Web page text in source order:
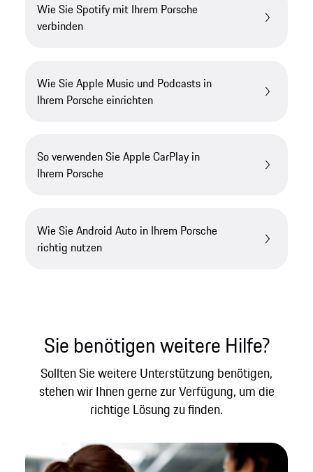
Wie Sie Spotify mit Ihrem Porsche
verbinden
Wie Sie Apple Music und Podcasts in
Ihrem Porsche einrichten
So verwenden Sie Apple CarPlay in
Ihrem Porsche
Wie Sie Android Auto in Ihrem Porsche
richtig nutzen
Sie benötigen weitere Hilfe?
Sollten Sie weitere Unterstützung benötigen,
stehen wir Ihnen gerne zur Verfügung, um die
richtige Lösung zu finden.